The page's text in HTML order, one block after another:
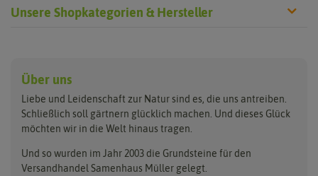
Unsere Shopkategorien & Hersteller
Anzuchtschalen
Erdbeertürme
Folien, Vliese und Netze
Gartengeräte
Keimsprossen
Saatgut für Werbezwecke
Samen-Sets
Gemüsesamen
Benary
Buzzy Seeds
Clever Pots
Dürr-Samen
FLORTUS
Greenline
Grüne Oase
Über uns
Liebe und Leidenschaft zur Natur sind es, die uns antreiben.
Schließlich soll gärtnern glücklich machen. Und dieses Glück
möchten wir in die Welt hinaus tragen.
Und so wurden im Jahr 2003 die Grundsteine für den
Versandhandel Samenhaus Müller gelegt.